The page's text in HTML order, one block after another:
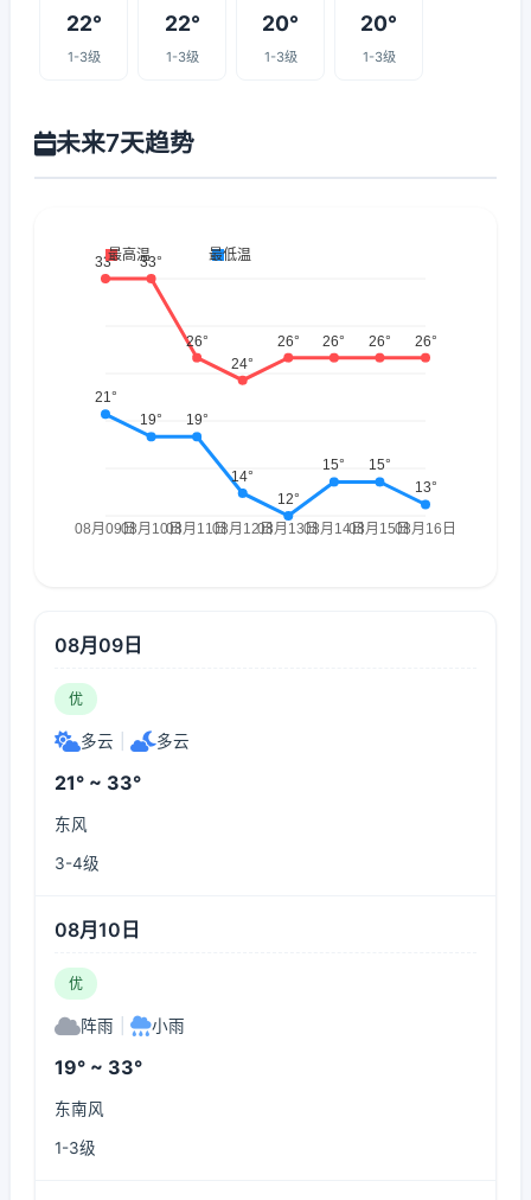
22°
1-3级
22°
1-3级
20°
1-3级
20°
1-3级
未来7天趋势
08月09日
优
多云 多云
21° ~ 33°
东风
3-4级
08月10日
优
阵雨 小雨
19° ~ 33°
东南风
1-3级